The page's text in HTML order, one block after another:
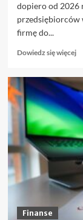
dopiero od 2026
przedsiębiorców
firmę do...
Dowiedz się więcej
z
Finanse